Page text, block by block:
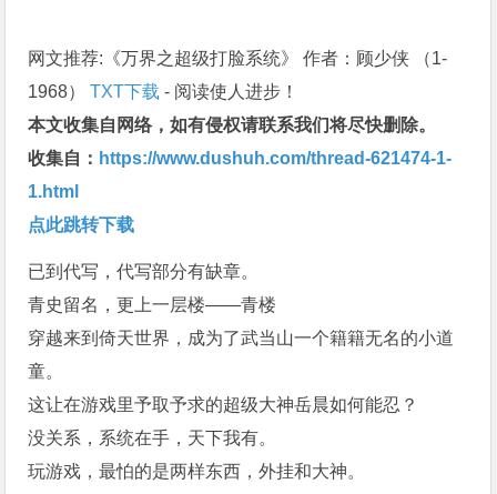
网文推荐:《万界之超级打脸系统》 作者：顾少侠 （1-
1968）TXT下载 - 阅读使人进步！
本文收集自网络，如有侵权请联系我们将尽快删除。
收集自： https://www.dushuh.com/thread-621474-1-
1.html
点此跳转下载
已到代写，代写部分有缺章。
青史留名，更上一层楼——青楼
穿越来到倚天世界，成为了武当山一个籍籍无名的小道
童。
这让在游戏里予取予求的超级大神岳晨如何能忍？
没关系，系统在手，天下我有。
玩游戏，最怕的是两样东西，外挂和大神。